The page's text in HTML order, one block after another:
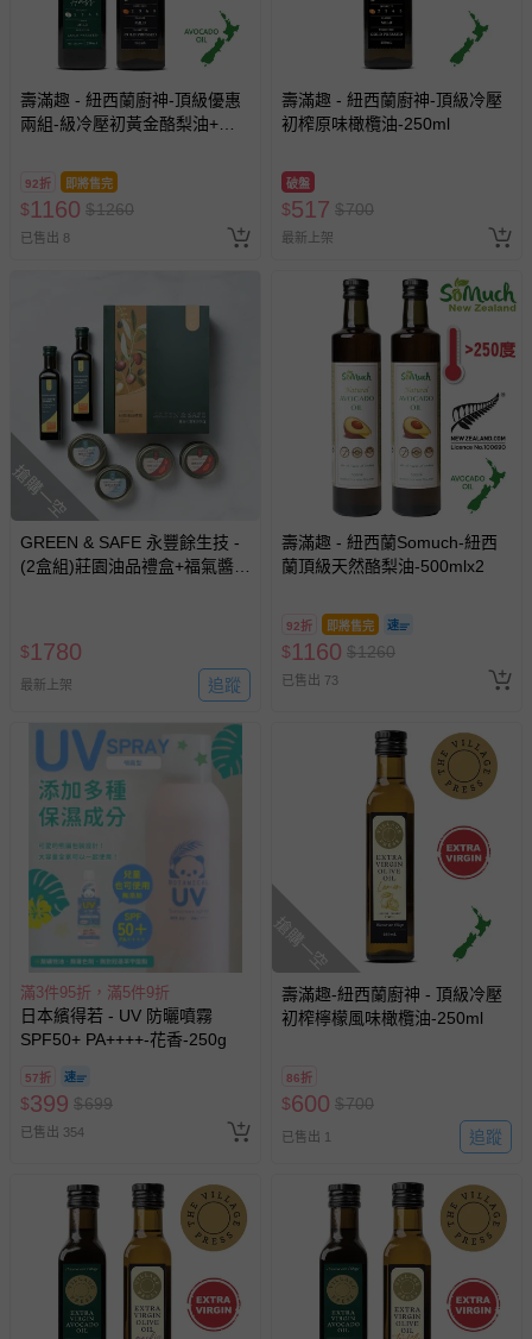
壽滿趣 - 紐西蘭廚神-頂級優惠
兩組-級冷壓初黃金酪梨油+原
92折 即將售完
$1160 $1260
已售出 8
壽滿趣 - 紐西蘭廚神-頂級冷壓
初榨原味橄欖油-250ml
破盤
$517 $700
最新上架
搶購一空
GREEN & SAFE 永豐餘生技 -
(2盒組)莊園油品禮盒+福氣醬料
寬麵 300g 、 永豐細麵 300g、
永豐高纖麵200g、 油蔥150g
$1780
最新上架 追蹤
壽滿趣 - 紐西蘭Somuch-紐西
蘭頂級天然酪梨油-500mlx2
92折 即將售完
$1160 $1260
已售出 73
滿3件95折，滿5件9折
日本繽得若 - UV 防曬噴霧
SPF50+ PA++++-花香-250g
57折
$399 $699
已售出 354
搶購一空
壽滿趣-紐西蘭廚神 - 頂級冷壓
初榨檸檬風味橄欖油-250ml
86折
$600 $700
已售出 1 追蹤